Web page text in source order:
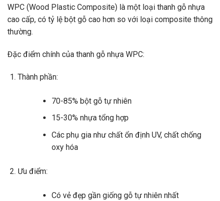
WPC (Wood Plastic Composite) là một loại thanh gỗ nhựa
cao cấp, có tỷ lệ bột gỗ cao hơn so với loại composite thông
thường.
Đặc điểm chính của thanh gỗ nhựa WPC:
Thành phần:
70-85% bột gỗ tự nhiên
15-30% nhựa tổng hợp
Các phụ gia như chất ổn định UV, chất chống
oxy hóa
Ưu điểm:
Có vẻ đẹp gần giống gỗ tự nhiên nhất